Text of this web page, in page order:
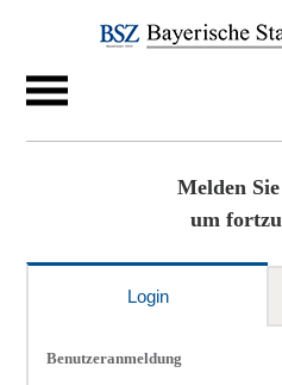
Melden
um
Login
Benutzeranmeldung